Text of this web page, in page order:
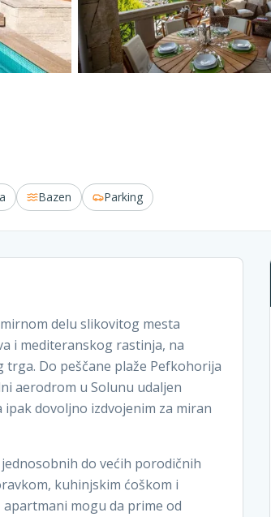
Bazen Parking
delu slikovitog mesta
i mediteranskog rastinja, na
Do peščane plaže Pefkohorija
aerodrom u Solunu udaljen
dovoljno izdvojenim za miran
do većih porodičnih
kuhinjskim ćoškom i
mogu da prime od